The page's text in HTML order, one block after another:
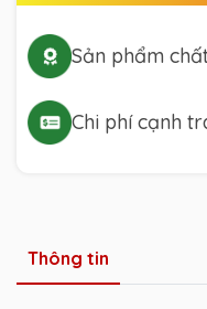
Sản phẩm
Chi phí cạnh
Thông tin